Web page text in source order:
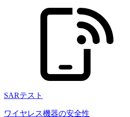
SARテスト
ワイヤレス機器の安全性